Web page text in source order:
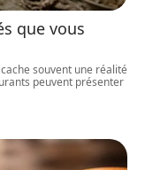
que vous
souvent une réalité
peuvent présenter